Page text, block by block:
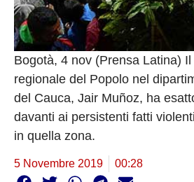
Bogotà, 4 nov (Prensa Latina)
regionale del Popolo nel
del Cauca, Jair Muñoz, ha
davanti ai persistenti fatti
in quella zona.
5 Novembre 2019 00:28